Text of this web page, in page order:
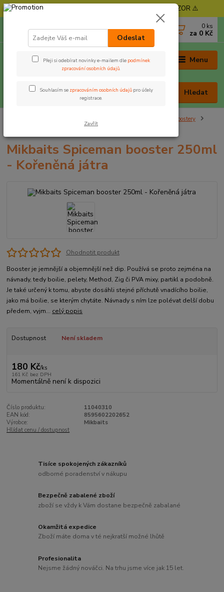
⚠️ POZOR - Objednávky expedujeme od 11. 8. - POZOR ⚠️
Menu
Hledat
0 ks
za 0 Kč
Boostery
Mikbaits Spiceman booster 250ml - Kořeněná játra
Mikbaits Spiceman booster 250ml
- Kořeněná játra
Ohodnotit produkt
Booster je jemnější a objemnější než dip. Používá se proto zejména na
návnady, tedy boilie, pelety, Method, Zig či PVA mixy, partikl a podobně.
Je také určený k tomu, abyste dosáhli stejné příchutě vnadícího boilie,
jako má boilie, se kterým chytáte. Návnady s ním lze polévat delší dobu
předem, vyjm... celý popis
Dostupnost Není skladem
180 Kč/ks
161 Kč bez DPH
Momentálně není k dispozici
Číslo produktu:
11040310
EAN kód:
8595602202652
Výrobce:
Mikbaits
Hlídat cenu / dostupnost
Tisíce spokojených zákazníků
odborné poradenství v nákupu
Bezpečně zabalené zboží
zboží se vždy k Vám dostane bezpečně zabalané
Okamžitá expedice
Zboží máte doma v té nejkratší možné lhůtě
Profesionalita
Nejsme žádný nováčci. Na trhu jsme více jak 15 let.
Odeslat
Přeji si odebírat novinky e-mailem dle podmínek
zpracování osobních údajů.
Souhlasím se zpracováním osobních údajů pro účely
registrace.
Zavřít